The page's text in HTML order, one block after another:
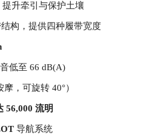
提升牵引与保护土壤
构，提供四种履带宽度
音低至 66 dB(A)
，可旋转 40°）
56,000 流明
导航系统